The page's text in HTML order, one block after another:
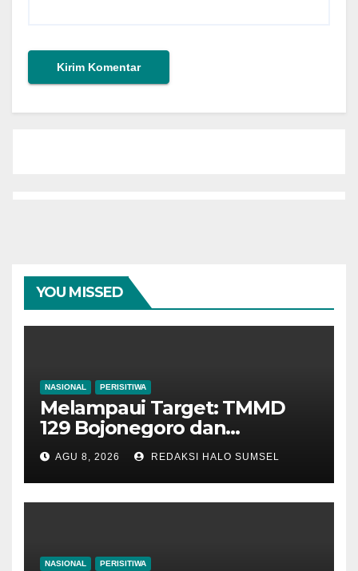
YOU MISSED
NASIONAL PERISITIWA
Melampaui Target: TMMD
129 Bojonegoro dan
Disnakkan Sentuh Nadi
Ekonomi Warga Lewat
Layanan Kesehatan Hewan
AGU 8, 2026 REDAKSI HALO SUMSEL
NASIONAL PERISITIWA